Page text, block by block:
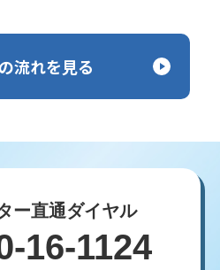
流れを見る
ー直通ダイヤル
16-1124